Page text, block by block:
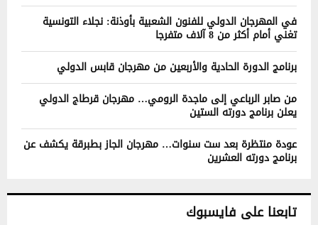
في المهرجان الدولي للفنون الشعبية بأوذنة: نجلاء التونسية
تغني أمام أكثر من 8 آلاف متفرجا
برنامج الدورة الحادية والأربعين من مهرجان قابس الدولي
من صابر الرباعي إلى ماجدة الرومي… مهرجان قرطاج الدولي
يعلن برنامج دورته الستين
عودة منتظرة بعد ست سنوات… مهرجان الجاز بطبرقة يكشف عن
برنامج دورته العشرين
تابعنا على فايسبوك